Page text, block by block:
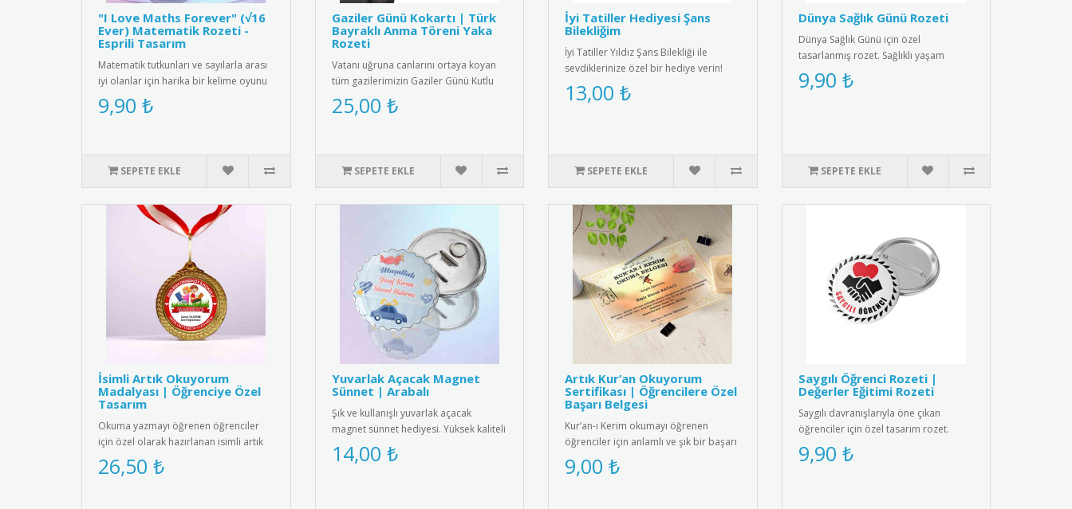
"I Love Maths Forever" (√16
Ever) Matematik Rozeti -
Esprili Tasarım
Matematik tutkunları ve sayılarla arası
iyi olanlar için harika bir kelime oyunu
içeren "I ❤️ Maths ..
9,90 ₺
SEPETE EKLE
Gaziler Günü Kokartı | Türk
Bayraklı Anma Töreni Yaka
Rozeti
Vatanı uğruna canlarını ortaya koyan
tüm gazilerimizin Gaziler Günü Kutlu
Olsun" mesajı ve dalgalana..
25,00 ₺
SEPETE EKLE
İyi Tatiller Hediyesi Şans
Bilekliğim
İyi Tatiller Yıldız Şans Bilekliği ile
sevdiklerinize özel bir hediye verin!
Tatil ruhunu yansıtan ş..
13,00 ₺
SEPETE EKLE
Dünya Sağlık Günü Rozeti
Dünya Sağlık Günü için özel
tasarlanmış rozet. Sağlıklı yaşam
bilincini yaymak için ideal aksesuar.R..
9,90 ₺
SEPETE EKLE
İsimli Artık Okuyorum
Madalyası | Öğrenciye Özel
Tasarım
Okuma yazmayı öğrenen öğrenciler
için özel olarak hazırlanan isimli artık
okuyorum madalyası. Öğrenc..
26,50 ₺
Yuvarlak Açacak Magnet
Sünnet | Arabalı
Şık ve kullanışlı yuvarlak açacak
magnet sünnet hediyesi. Yüksek kaliteli
mıknatıs ve paslanmaz çeli..
14,00 ₺
Artık Kur’an Okuyorum
Sertifikası | Öğrencilere Özel
Başarı Belgesi
Kur’an-ı Kerim okumayı öğrenen
öğrenciler için anlamlı ve şık bir başarı
belgesi. Sınıf içi törenler..
9,00 ₺
Saygılı Öğrenci Rozeti |
Değerler Eğitimi Rozeti
Saygılı davranışlarıyla öne çıkan
öğrenciler için özel tasarım rozet.
Okulda olumlu davranışları pek..
9,90 ₺